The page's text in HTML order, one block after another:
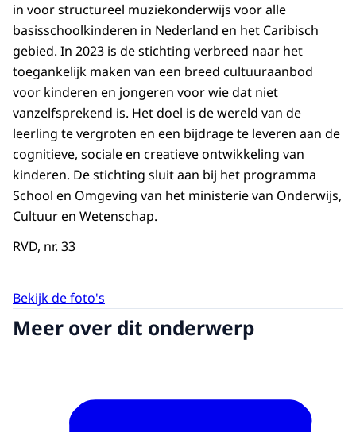
in voor structureel muziekonderwijs voor alle
basisschoolkinderen in Nederland en het Caribisch
gebied. In 2023 is de stichting verbreed naar het
toegankelijk maken van een breed cultuuraanbod
voor kinderen en jongeren voor wie dat niet
vanzelfsprekend is. Het doel is de wereld van de
leerling te vergroten en een bijdrage te leveren aan de
cognitieve, sociale en creatieve ontwikkeling van
kinderen. De stichting sluit aan bij het programma
School en Omgeving van het ministerie van Onderwijs,
Cultuur en Wetenschap.
RVD, nr. 33
Bekijk de foto's
Meer over dit onderwerp